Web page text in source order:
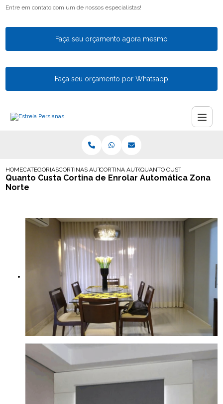
Entre em contato com um de nossos especialistas!
Faça seu orçamento agora mesmo
Faça seu orçamento por Whatsapp
HOMECATEGORIASCORTINAS AUTOMATICASCORTINA AUTOMATICA PARA SACADA
QUANTO CUSTA CORTINA
Quanto Custa Cortina de Enrolar Automática Zona
Norte